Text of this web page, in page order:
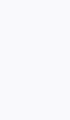
でき
イル
れが生
ます。
法は以下